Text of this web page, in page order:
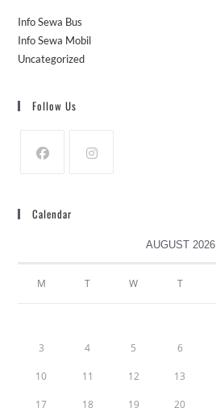
Info Sewa Bus
Info Sewa Mobil
Uncategorized
Follow Us
Calendar
AUGUST 2026
M T W T
3 4 5 6
10 11 12 13
17 18 19 20